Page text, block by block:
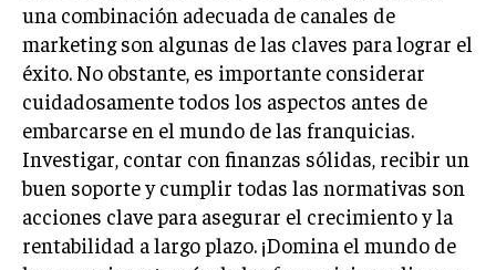
una combinación adecuada de canales de
marketing son algunas de las claves para lograr el
éxito. No obstante, es importante considerar
cuidadosamente todos los aspectos antes de
embarcarse en el mundo de las franquicias.
Investigar, contar con finanzas sólidas, recibir un
buen soporte y cumplir todas las normativas son
acciones clave para asegurar el crecimiento y la
rentabilidad a largo plazo. ¡Domina el mundo de